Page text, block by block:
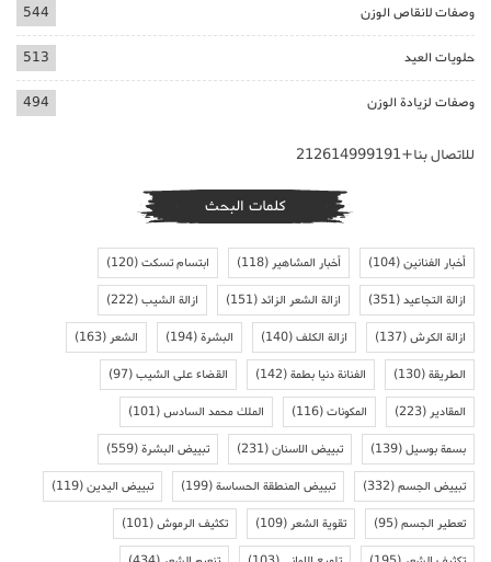
وصفات لانقاص الوزن 544
حلويات العيد 513
وصفات لزيادة الوزن 494
للاتصال بنا+212614999191
كلمات البحث
أخبار الفنانين(104) أخبار المشاهير(118) ابتسام تسكت(120)
ازالة التجاعيد(351) ازالة الشعر الزائد(151) ازالة الشيب(222)
ازالة الكرش(137) ازالة الكلف(140) البشرة(194) الشعر(163)
الطريقة(130) الفنانة دنيا بطمة(142) القضاء على الشيب(97)
المقادير(223) المكونات(116) الملك محمد السادس(101)
بسمة بوسيل(139) تبييض الاسنان(231) تبييض البشرة(559)
تبييض الجسم(332) تبييض المنطقة الحساسة(199) تبييض اليدين(119)
تعطير الجسم(95) تقوية الشعر(109) تكثيف الرموش(101)